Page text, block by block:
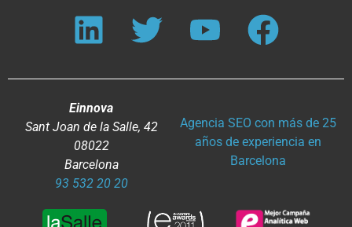
Einnova
Sant Joan de la Salle, 42
08022
Barcelona
93 532 20 20
Agencia SEO con más de 25
años de experiencia en
Barcelona